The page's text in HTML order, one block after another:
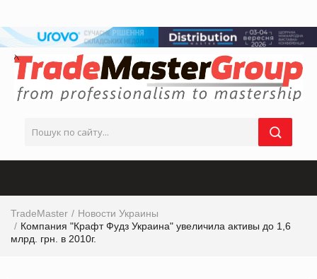
TradeMaster
Новости Украины
Компания "Крафт Фудз Украина" увеличила активы до 1,6
млрд. грн. в 2010г.